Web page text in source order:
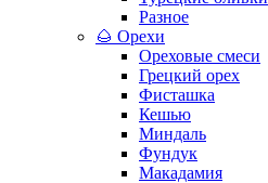
Разное
🌰 Орехи
Ореховые смеси
Грецкий орех
Фисташка
Кешью
Миндаль
Фундук
Макадамия